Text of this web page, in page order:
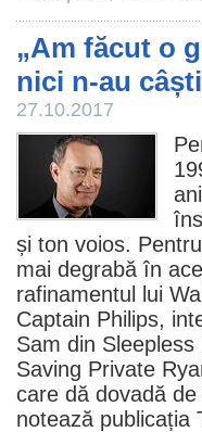
„Am făcut o
nici n-au
27.10.2017
și ton voios.
mai degrabă în
rafinamentul lui
Captain Philips,
Sam din Sleepless
Saving Private
care dă dovadă
notează publicația